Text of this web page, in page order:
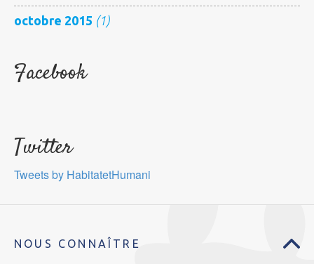
octobre 2015 (1)
Facebook
Twitter
Tweets by HabitatetHumani
NOUS CONNAÎTRE